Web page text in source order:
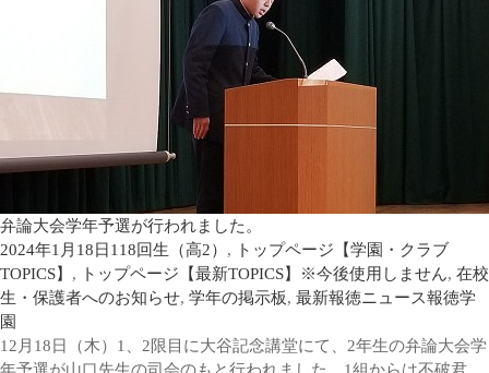
弁論大会学年予選が行われました。
2024年1月18日 118回生（高2） ,
トップページ【学園・クラブ
TOPICS】 , トップページ【最新TOPICS】※今後使用しません, 在校
生・保護者へのお知らせ, 学年の掲示板, 最新報徳ニュース報徳学
園
12月18日（木）1、2限目に大谷記念講堂にて、2年生の弁論大会学